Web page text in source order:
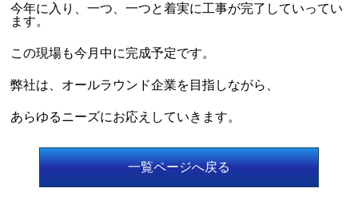
今年に入り、一つ、一つと着実に工事が完了していってい
ます。
この現場も今月中に完成予定です。
弊社は、オールラウンド企業を目指しながら、
あらゆるニーズにお応えしていきます。
一覧ページへ戻る